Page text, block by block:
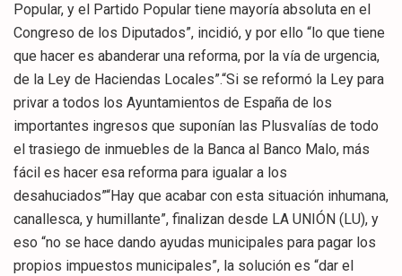
Popular, y el Partido Popular tiene mayoría absoluta en el
Congreso de los Diputados”, incidió, y por ello “lo que tiene
que hacer es abanderar una reforma, por la vía de urgencia,
de la Ley de Haciendas Locales”.“Si se reformó la Ley para
privar a todos los Ayuntamientos de España de los
importantes ingresos que suponían las Plusvalías de todo
el trasiego de inmuebles de la Banca al Banco Malo, más
fácil es hacer esa reforma para igualar a los
desahuciados”“Hay que acabar con esta situación inhumana,
canallesca, y humillante”, finalizan desde LA UNIÓN (LU), y
eso “no se hace dando ayudas municipales para pagar los
propios impuestos municipales”, la solución es “dar el